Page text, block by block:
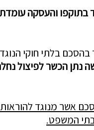
בתוקפו והעסקה
בלתי חוקי
נתן הכשר לפיצול
אשר מנוגד להוראות
בתי המשפט.